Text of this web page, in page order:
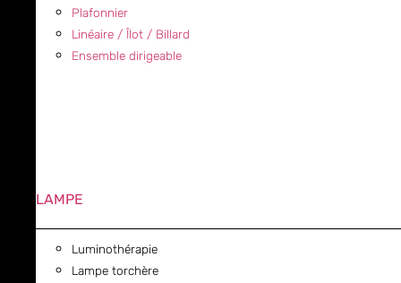
Plafonnier
Linéaire / Îlot / Billard
Ensemble dirigeable
LAMPE
Luminothérapie
Lampe torchère